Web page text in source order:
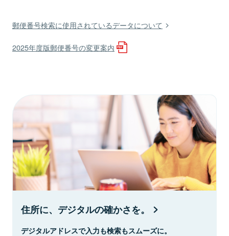
郵便番号検索に使用されているデータについて
2025年度版郵便番号の変更案内
住所に、デジタルの確かさを。
デジタルアドレスで入力も検索もスムーズに。